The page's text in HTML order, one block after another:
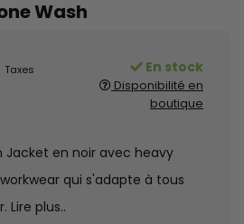
Wash
Taxes
En stock
Disponibilité en
boutique
Jacket en noir avec heavy
qui s'adapte à tous
Lire plus..